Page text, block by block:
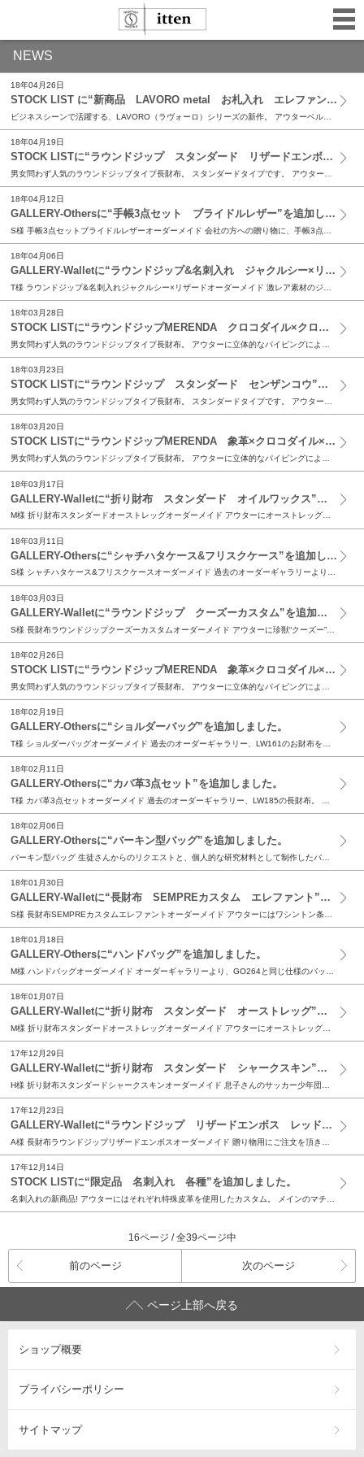
NEWS
18年04月26日
STOCK LIST に“新商品 LAVORO metal お札入れ エレファント”を追加しました。
18年04月19日
STOCK LISTに“ラウンドジップ スタンダード リザードエンボス レッド”を追加しました。
18年04月12日
GALLERY-Othersに“手帳3点セット ブライドルレザー”を追加しました。
18年04月06日
GALLERY-Walletに“ラウンドジップ&名刺入れ ジャクルシー×リザード”を追加しました。
18年03月28日
STOCK LISTに“ラウンドジップMERENDA クロコダイル×クロコダイル”を追加しました。
男女問わず人気のラウンドジップタイプ長財布。 アウターに立体的なパイピングによるラインをデザインし、 左右のカラーリングの組み合わせを楽しむ事ができるMERENDAシリーズです。 アウターには...
18年03月23日
STOCK LISTに“ラウンドジップ スタンダード センザンコウ”を追加しました。
男女問わず人気のラウンドジップタイプ長財布。 スタンダードタイプです。 アウターには激レア皮革のセンザンコウを使用。 ワシントン条約で厳しく規制され入手困難な素材でしたが、 現在では革素材とし...
18年03月20日
STOCK LISTに“ラウンドジップMERENDA 象革×クロコダイル×リザード”を追加しました。
男女問わず人気のラウンドジップタイプ長財布。 アウターに立体的なパイピングによるラインをデザインし、 左右のカラーリングの組み合わせを楽しむ事ができるMERENDAシリーズです。 アウターには...
18年03月17日
GALLERY-Walletに“折り財布 スタンダード オイルワックス”を追加しました。
M様 折り財布スタンダードオーストレッグオーダーメイド アウターにオーストレッグ（ダチョウの脚）を使用した 折り財布のご注文を頂きました。 オーストリッチは高級皮革としても一般的ですが、 あま...
18年03月11日
GALLERY-Othersに“シャチハタケース&フリスクケース”を追加しました。
S様 シャチハタケース&フリスクケースオーダーメイド 過去のオーダーギャラリーより、 シャチハタケースとフリスクケースをセットでご注文頂きました。 基本的な仕様は過去の作例と同じです。...
18年03月03日
GALLERY-Walletに“ラウンドジップ クーズーカスタム”を追加しました。
18年02月26日
STOCK LISTに“ラウンドジップMERENDA 象革×クロコダイル×リザード”を追加しました。
18年02月19日
GALLERY-Othersに“ショルダーバッグ”を追加しました。
18年02月11日
GALLERY-Othersに“カバ革3点セット”を追加しました。
18年02月06日
GALLERY-Othersに“バーキン型バッグ”を追加しました。
18年01月30日
GALLERY-Walletに“長財布 SEMPREカスタム エレファント”を追加しました。
18年01月18日
GALLERY-Othersに“ハンドバッグ”を追加しました。
18年01月07日
GALLERY-Walletに“折り財布 スタンダード オーストレッグ”を追加しました。
17年12月29日
GALLERY-Walletに“折り財布 スタンダード シャークスキン”を追加しました。
17年12月23日
GALLERY-Walletに“ラウンドジップ リザードエンボス レッド”を追加しました。
17年12月14日
STOCK LISTに“限定品 名刺入れ 各種”を追加しました。
16ページ / 全39ページ中
前のページ 次のページ
ページ上部へ戻る
ショップ概要
プライバシーポリシー
サイトマップ